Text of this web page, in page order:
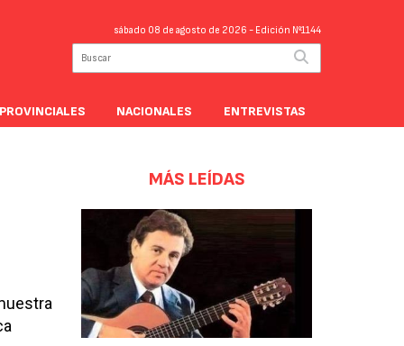
sábado 08 de agosto de 2026 - Edición Nº1144
NACIONALES ENTREVISTAS
MÁS LEÍDAS